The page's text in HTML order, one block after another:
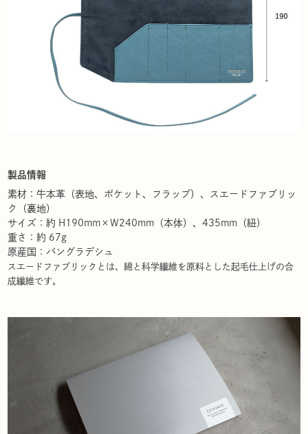
製品情報
素材：牛本革（表地、ポケット、フラップ）、スエードファブリッ
ク（裏地）
サイズ：約 H190mm×W240mm（本体）、435mm（紐）
重さ：約 67g
原産国：バングラデシュ
スエードファブリックとは、綿と科学繊維を原料とした起毛仕上げの合
成繊維です。